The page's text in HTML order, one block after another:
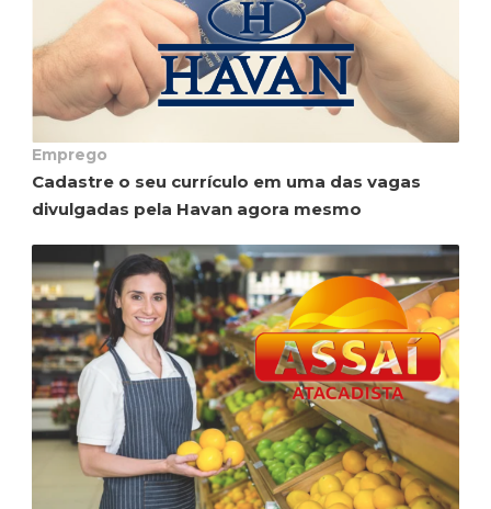
Emprego
Cadastre o seu currículo em uma das vagas
divulgadas pela Havan agora mesmo